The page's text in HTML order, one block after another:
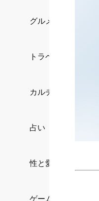
グルメ
トラベル
カルチャー/エンタメ
占い
性と愛
ゲーム